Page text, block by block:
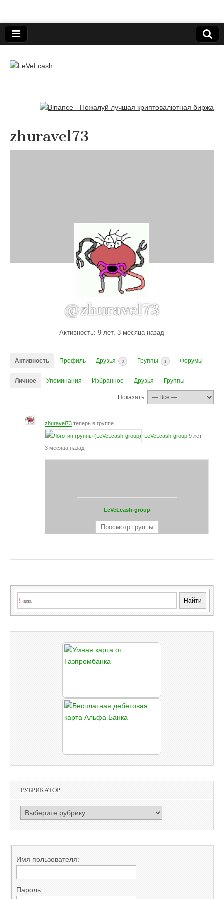
LeVeLcash
zhuravel73
@zhuravel73
Активность: 9 лет, 3 месяца назад
Активность Профиль Друзья 0 Группы 1 Форумы
Личное Упоминания Избранное Друзья Группы
Показать:
zhuravel73 теперь в группе
LeVeLcash-group 9 лет,
3 месяца назад
LeVeLcash-group
Просмотр группы
РУБРИКАТОР
РУБРИКАТОР
Имя пользователя:
Пароль: